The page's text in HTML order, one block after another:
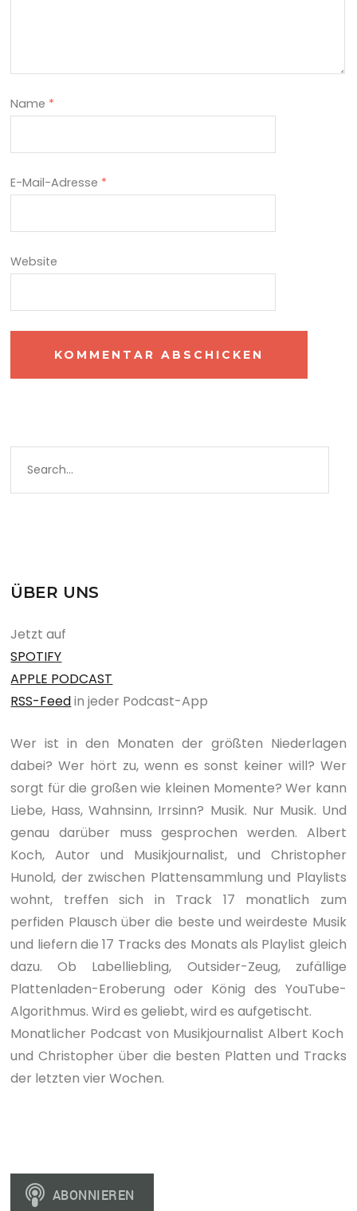
Name *
E-Mail-Adresse *
Website
ÜBER UNS
Jetzt auf
SPOTIFY
APPLE PODCAST
RSS-Feedin jeder Podcast-App
Wer ist in den Monaten der größten Niederlagen
dabei? Wer hört zu, wenn es sonst keiner will? Wer
sorgt für die großen wie kleinen Momente? Wer kann
Liebe, Hass, Wahnsinn, Irrsinn? Musik. Nur Musik. Und
genau darüber muss gesprochen werden. Albert
Koch, Autor und Musikjournalist, und Christopher
Hunold, der zwischen Plattensammlung und Playlists
wohnt, treffen sich in Track 17 monatlich zum
perfiden Plausch über die beste und weirdeste Musik
und liefern die 17 Tracks des Monats als Playlist gleich
dazu. Ob Labelliebling, Outsider-Zeug, zufällige
Plattenladen-Eroberung oder König des YouTube-
Algorithmus. Wird es geliebt, wird es aufgetischt.
Monatlicher Podcast von Musikjournalist Albert Koch
und Christopher über die besten Platten und Tracks
der letzten vier Wochen.